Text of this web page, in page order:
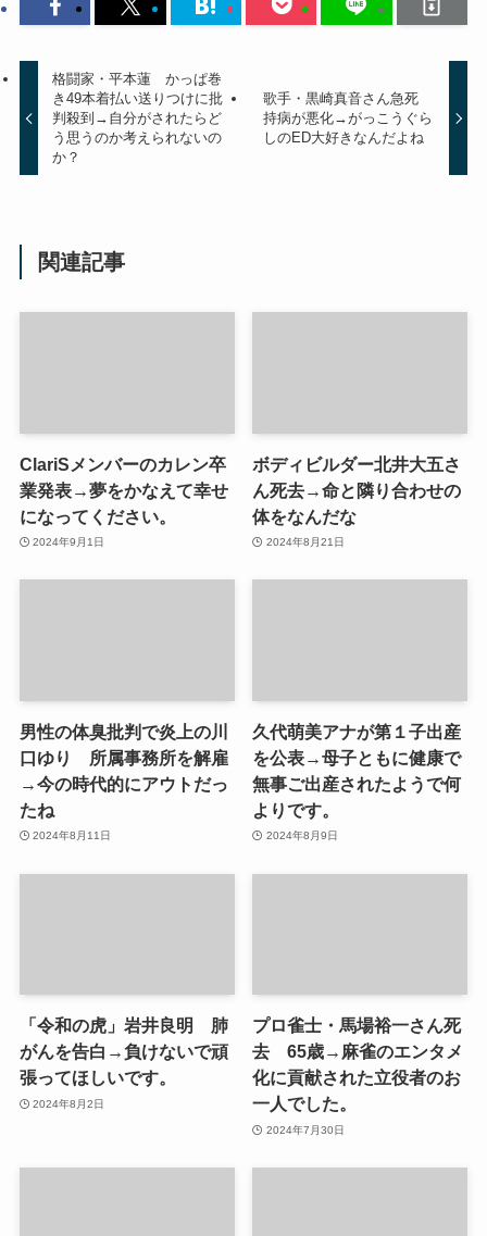
格闘家・平本蓮 かっぱ巻
き49本着払い送りつけに批
判殺到→自分がされたらど
う思うのか考えられないの
か？
歌手・黒崎真音さん急死
持病が悪化→がっこうぐら
しのED大好きなんだよね
関連記事
ClariSメンバーのカレン卒
業発表→夢をかなえて幸せ
になってください。
2024年9月1日
ボディビルダー北井大五さ
ん死去→命と隣り合わせの
体をなんだな
2024年8月21日
男性の体臭批判で炎上の川
口ゆり 所属事務所を解雇
→今の時代的にアウトだっ
たね
2024年8月11日
久代萌美アナが第１子出産
を公表→母子ともに健康で
無事ご出産されたようで何
よりです。
2024年8月9日
「令和の虎」岩井良明 肺
がんを告白→負けないで頑
張ってほしいです。
2024年8月2日
プロ雀士・馬場裕一さん死
去 65歳→麻雀のエンタメ
化に貢献された立役者のお
一人でした。
2024年7月30日